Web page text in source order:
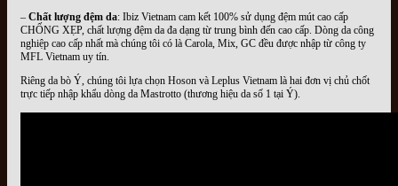
– Chất lượng đệm da: Ibiz Vietnam cam kết 100% sử dụng đệm mút cao cấp
CHỐNG XẸP, chất lượng đệm da đa dạng từ trung bình đến cao cấp. Dòng da công
nghiệp cao cấp nhất mà chúng tôi có là Carola, Mix, GC đều được nhập từ công ty
MFL Vietnam uy tín.
Riêng da bò Ý, chúng tôi lựa chọn Hoson và Leplus Vietnam là hai đơn vị chủ chốt
trực tiếp nhập khẩu dòng da Mastrotto (thương hiệu da số 1 tại Ý).